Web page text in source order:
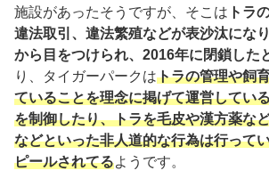
施設があったそうですが、そこは トラ
違法取引、違法繁殖などが表沙汰にな
から目をつけられ、2016年に閉鎖した
り、タイガーパークはトラの管理や飼
ていることを理念に掲げて運営してい
を制御したり、トラを毛皮や漢方薬な
などといった非人道的な行為は行って
ピールされてるようです。